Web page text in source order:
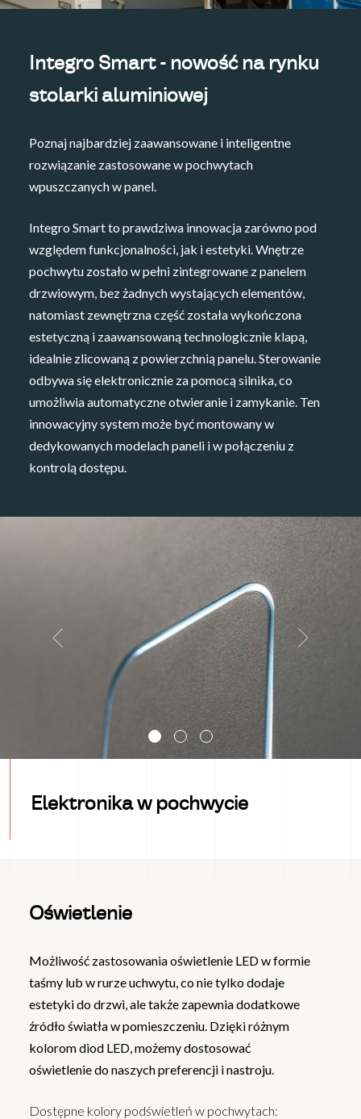
Integro Smart - nowość na rynku
stolarki aluminiowej
Poznaj najbardziej zaawansowane i inteligentne
rozwiązanie zastosowane w pochwytach
wpuszczanych w panel.
Integro Smart to prawdziwa innowacja zarówno pod
względem funkcjonalności, jak i estetyki. Wnętrze
pochwytu zostało w pełni zintegrowane z panelem
drzwiowym, bez żadnych wystających elementów,
natomiast zewnętrzna część została wykończona
estetyczną i zaawansowaną technologicznie klapą,
idealnie zlicowaną z powierzchnią panelu. Sterowanie
odbywa się elektronicznie za pomocą silnika, co
umożliwia automatyczne otwieranie i zamykanie. Ten
innowacyjny system może być montowany w
dedykowanych modelach paneli i w połączeniu z
kontrolą dostępu.
Elektronika w pochwycie
Oświetlenie
Możliwość zastosowania oświetlenie LED w formie
taśmy lub w rurze uchwytu, conie tylko dodaje
estetyki do drzwi, ale także zapewnia dodatkowe
źródło światła w pomieszczeniu. Dzięki różnym
kolorom diod LED, możemy dostosować
oświetlenie do naszych preferencji i nastroju.
Dostępne kolory podświetleń w pochwytach: